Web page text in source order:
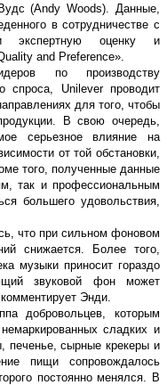
(Andy Woods). Данные,
в сотрудничестве с
экспертную оценку и
and Preference».
по производству
спроса, Unilever проводит
для того, чтобы
В свою очередь,
серьезное влияние на
от той обстановки,
того, полученные данные
так и профессиональным
большего удовольствия,
что при сильном фоновом
снижается. Более того,
музыки приносит гораздо
звуковой фон может
Энди.
добровольцев, которым
сладких и
печенье, сырные крекеры и
пищи сопровождалось
постоянно менялся. В